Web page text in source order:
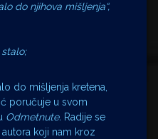
do njihova mišljenja“,
do mišljenja kretena,
poručuje u svom
Odmetnute. Radije se
koji nam kroz